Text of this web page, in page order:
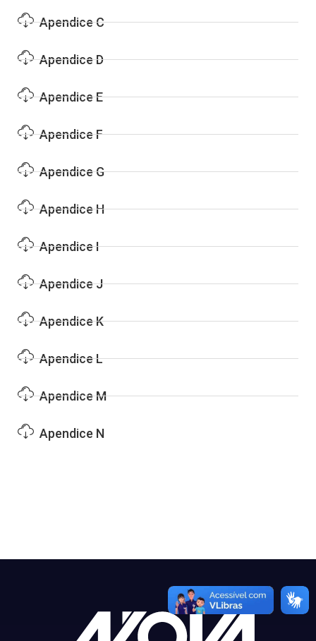
Apendice C
Apendice D
Apendice E
Apendice F
Apendice G
Apendice H
Apendice I
Apendice J
Apendice K
Apendice L
Apendice M
Apendice N